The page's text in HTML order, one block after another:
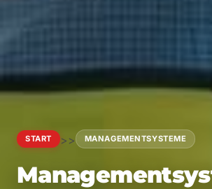
START >> MANAGEMENTSYSTEME